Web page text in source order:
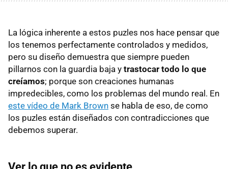
La lógica inherente a estos puzles nos hace pensar que
los tenemos perfectamente controlados y medidos,
pero su diseño demuestra que siempre pueden
pillarnos con la guardia baja y trastocar todo lo que
creíamos; porque son creaciones humanas
impredecibles, como los problemas del mundo real. En
este vídeo de Mark Brown se habla de eso, de como
los puzles están diseñados con contradicciones que
debemos superar.